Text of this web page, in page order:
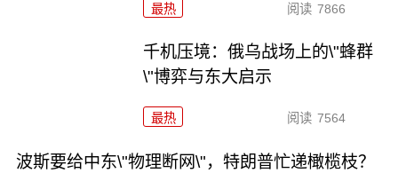
最热 阅读 7866
千机压境：俄乌战场上的\"蜂群
\"博弈与东大启示
最热 阅读 7564
波斯要给中东\"物理断网\"，特朗普忙递橄榄枝？